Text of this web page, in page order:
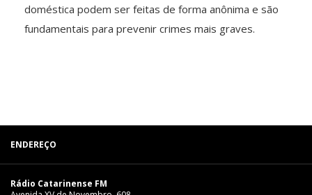
doméstica podem ser feitas de forma anônima e são
fundamentais para prevenir crimes mais graves.
ENDEREÇO
Rádio Catarinense FM